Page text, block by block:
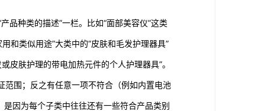
品种类的描述”一栏。比如“面部美容仪”这类
和类似用途”大类中的“皮肤和毛发护理器具”
皮肤护理的带电加热元件的个人护理器具”。
范围；反之有任意一项不符合（例如内置电池
因为每个子类中往往还有一些符合产品类别